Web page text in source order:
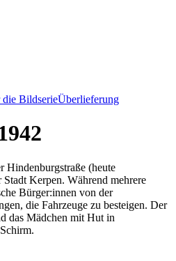
die BildserieÜberlieferung
Hindenburgstraße (heute
Kerpen. Während mehrere
Bürger:innen von der
die Fahrzeuge zu besteigen. Der
das Mädchen mit Hut in